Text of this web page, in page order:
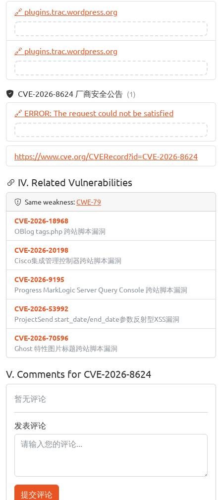
🔗 plugins.trac.wordpress.org
🔗 plugins.trac.wordpress.org
CVE-2026-8624 厂商安全公告 (1)
🔗 ERROR: The request could not be satisfied
https://www.cve.org/CVERecord?id=CVE-2026-8624
IV. Related Vulnerabilities
Same weakness:CWE-79
CVE-2026-18968
OBlog tags.php 跨站脚本漏洞
CVE-2026-20198
Cisco集成管理控制器跨站脚本漏洞
CVE-2026-9195
Progress MarkLogic Server Query Console 跨站脚本漏洞
CVE-2026-53992
ProjectSend start_date/end_date参数反射型XSS漏洞
CVE-2026-70596
Ghost 特性图片标题跨站脚本漏洞
V. Comments for CVE-2026-8624
暂无评论
发表评论
提交评论